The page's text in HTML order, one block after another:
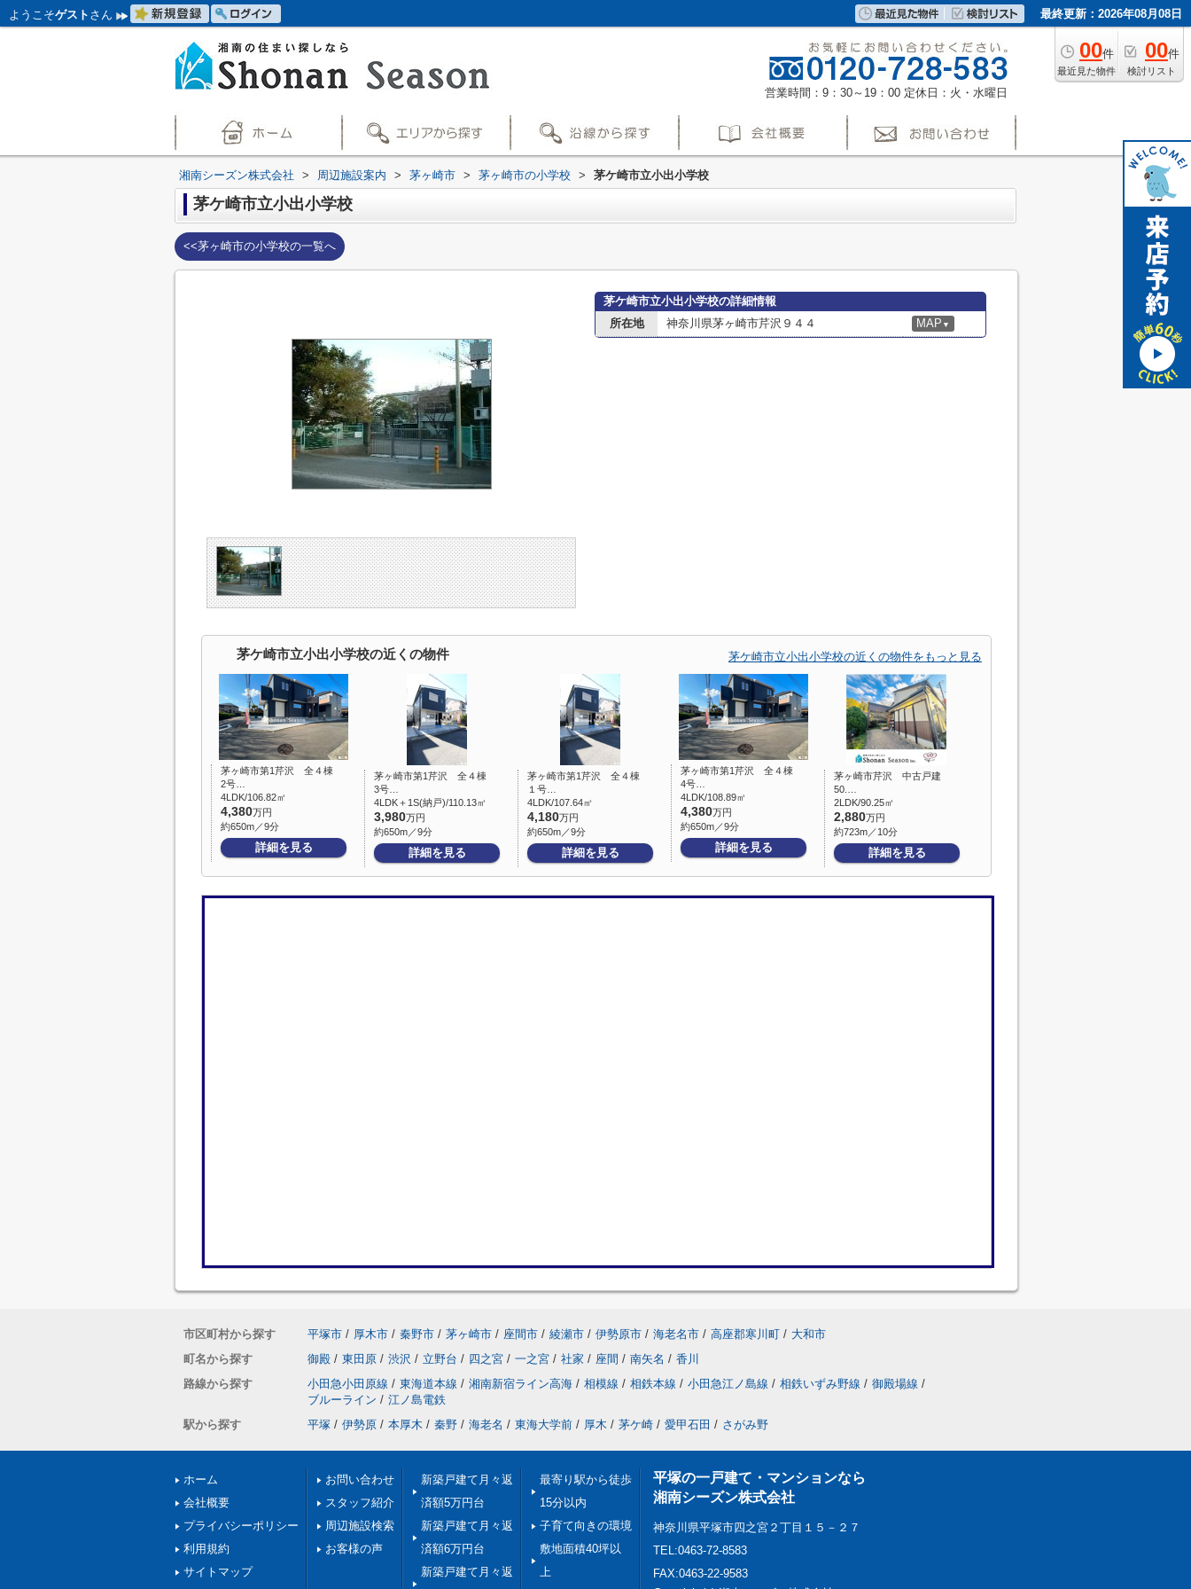
ようこそゲスト さん 最終更新：2026年08月08日
00件
最近見た物件
00件
検討リスト
営業時間：9：30～19：00 定休日：火・水曜日
湘南シーズン株式会社 > 周辺施設案内 > 茅ヶ崎市 > 茅ヶ崎市の小学校 > 茅ケ崎市立小出小学校
茅ケ崎市立小出小学校
<<茅ヶ崎市の小学校の一覧へ
茅ケ崎市立小出小学校の詳細情報
所在地
神奈川県茅ヶ崎市芹沢９４４ MAP ▼
茅ケ崎市立小出小学校の近くの物件 茅ケ崎市立小出小学校の近くの物件をもっと見る
茅ヶ崎市第1芹沢 全４棟
2号…
4LDK/106.82㎡
4,380万円
約650m／9分
詳細を見る
茅ヶ崎市第1芹沢 全４棟
3号…
4LDK＋1S(納戸)/110.13㎡
3,980万円
約650m／9分
詳細を見る
茅ヶ崎市第1芹沢 全４棟
１号…
4LDK/107.64㎡
4,180万円
約650m／9分
詳細を見る
茅ヶ崎市第1芹沢 全４棟
4号…
4LDK/108.89㎡
4,380万円
約650m／9分
詳細を見る
茅ヶ崎市芹沢 中古戸建
50.…
2LDK/90.25㎡
2,880万円
約723m／10分
詳細を見る
市区町村から探す 平塚市 / 厚木市 / 秦野市 / 茅ヶ崎市 / 座間市 / 綾瀬市 / 伊勢原市 / 海老名市 / 高座郡寒川町 / 大和市
町名から探す
御殿 / 東田原 / 渋沢 / 立野台 / 四之宮 / 一之宮 / 社家 / 座間 / 南矢名 / 香川
路線から探す
小田急小田原線 / 東海道本線 / 湘南新宿ライン高海 / 相模線 / 相鉄本線 / 小田急江ノ島線 / 相鉄いずみ野線 / 御殿場線 /
ブルーライン / 江ノ島電鉄
駅から探す
平塚 / 伊勢原 / 本厚木 / 秦野 / 海老名 / 東海大学前 / 厚木 / 茅ケ崎 / 愛甲石田 / さがみ野
ホーム
会社概要
プライバシーポリシー
利用規約
サイトマップ
お問い合わせ
スタッフ紹介
周辺施設検索
お客様の声
新築戸建て月々返
済額5万円台
新築戸建て月々返
済額6万円台
新築戸建て月々返
最寄り駅から徒歩
15分以内
子育て向きの環境
敷地面積40坪以
上
平塚の一戸建て・マンションなら
湘南シーズン株式会社
神奈川県平塚市四之宮２丁目１５－２７
TEL:0463-72-8583
FAX:0463-22-9583